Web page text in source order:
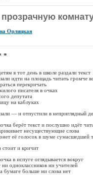
Орлицкая
*
в тот день в школе раздали текст
идти на площадь читать громче
перекричать
писателя в очках
депутата
на каблуках
— и отпустили в неприглядный
берёт текст и послушно идёт
несуществующие слова
её голосок в шуме сумасшедшей
стоит и кричит
в испуге оглядывается вокруг
ни одноклассников ни учителей
бумаге больше ни слова нет